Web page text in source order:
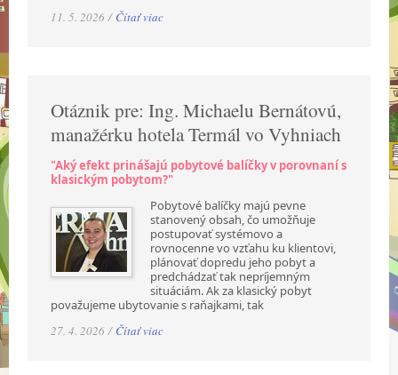
11. 5. 2026 / Čítať viac
Otáznik pre: Ing. Michaelu Bernátovú,
manažérku hotela Termál vo Vyhniach
"Aký efekt prinášajú pobytové balíčky v porovnaní s
klasickým pobytom?"
Pobytové balíčky majú pevne
stanovený obsah, čo umožňuje
postupovať systémovo a
rovnocenne vo vzťahu ku klientovi,
plánovať dopredu jeho pobyt a
predchádzať tak nepríjemným
situáciám. Ak za klasický pobyt
považujeme ubytovanie s raňajkami, tak
27. 4. 2026 / Čítať viac